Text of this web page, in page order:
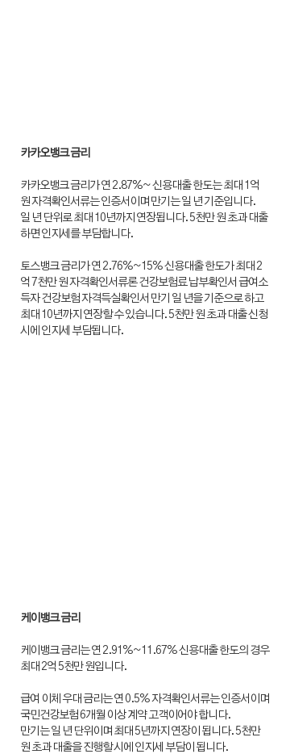
카카오뱅크 금리
카카오뱅크 금리가 연 2.87%~ 신용대출 한도는 최대 1억
원 자격확인서류는 인증서이며 만기는 일 년 기준입니다.
일 년 단위로 최대 10년까지 연장됩니다. 5천만 원 초과 대출
하면 인지세를 부담합니다.
토스뱅크 금리가 연 2.76%~15% 신용대출 한도가 최대 2
억 7천만 원 자격확인서류론 건강보험료 납부확인서 급여소
득자 건강보험 자격득실확인서 만기 일 년을 기준으로 하고
최대 10년까지 연장할 수 있습니다. 5천만 원 초과 대출 신청
시에 인지세 부담됩니다.
케이뱅크 금리
케이뱅크 금리는 연 2.91%~11.67% 신용대출 한도의 경우
최대 2억 5천만 원입니다.
급여 이체 우대 금리는 연 0.5% 자격확인서류는 인증서이며
국민건강보험 6개월 이상 계약 고객이어야 합니다.
만기는 일 년 단위이며 최대 5년까지 연장이 됩니다. 5천만
원 초과 대출을 진행할 시에 인지세 부담이 됩니다.